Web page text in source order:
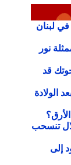
في لبنان
نور
قد
الولادة
تنسحب
إلى